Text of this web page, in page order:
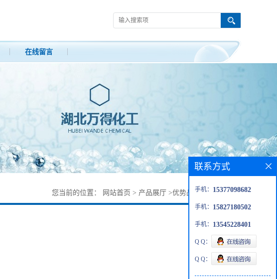
在线留言
您当前的位置： 网站首页 > 产品展厅 >优势品种 >甲基磺酸铋
联系方式
手机： 15377098682
手机： 15827180502
手机： 13545228401
Q Q：
Q Q：